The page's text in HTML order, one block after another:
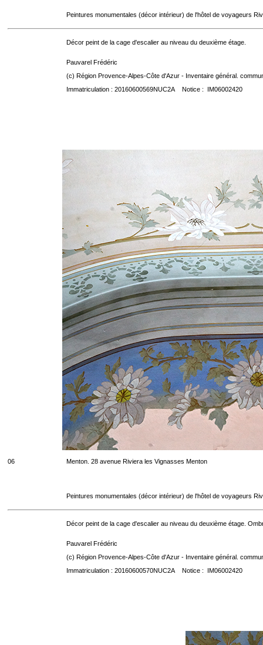
Peintures monumentales (décor intérieur) de l'hôtel de voyageurs
Décor peint de la cage d'escalier au niveau du deuxième étage.
Pauvarel Frédéric
(c) Région Provence-Alpes-Côte d'Azur - Inventaire général.
Immatriculation : 20160600569NUC2A Notice : IM06002420
06 Menton. 28 avenue Riviera les Vignasses Menton
Peintures monumentales (décor intérieur) de l'hôtel de voyageurs
Décor peint de la cage d'escalier au niveau du deuxième étage.
Pauvarel Frédéric
(c) Région Provence-Alpes-Côte d'Azur - Inventaire général.
Immatriculation : 20160600570NUC2A Notice : IM06002420